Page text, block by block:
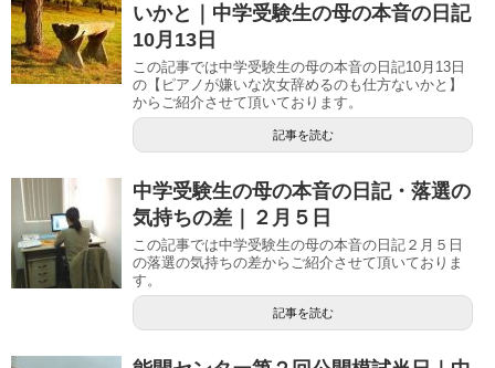
いかと｜中学受験生の母の本音の日記
10月13日
この記事では中学受験生の母の本音の日記10月13日
の【ピアノが嫌いな次女辞めるのも仕方ないかと】
からご紹介させて頂いております。
記事を読む
中学受験生の母の本音の日記・落選の
気持ちの差｜２月５日
この記事では中学受験生の母の本音の日記２月５日
の落選の気持ちの差からご紹介させて頂いておりま
す。
記事を読む